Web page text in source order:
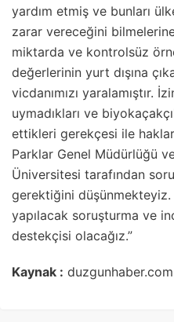
yardım etmiş ve bunları
zarar vereceğini bilmelerine
miktarda ve kontrolsüz
değerlerinin yurt dışına
vicdanımızı yaralamıştır.
uymadıkları ve
ettikleri gerekçesi ile
Parklar Genel Müdürlüğü
Üniversitesi tarafından
gerektiğini
yapılacak soruşturma ve
destekçisi olacağız.”
Kaynak :